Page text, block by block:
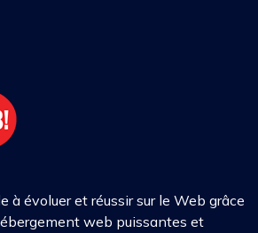
à évoluer et réussir sur le Web grâce
web puissantes et